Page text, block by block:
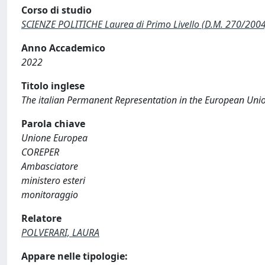
Corso di studio
SCIENZE POLITICHE Laurea di Primo Livello (D.M. 270/
Anno Accademico
2022
Titolo inglese
The italian Permanent Representation in the European
Parola chiave
Unione Europea
COREPER
Ambasciatore
ministero esteri
monitoraggio
Relatore
POLVERARI, LAURA
Appare nelle tipologie: